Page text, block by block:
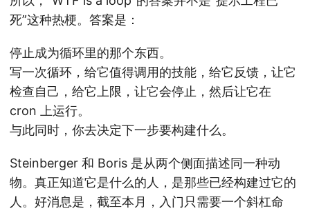
死”这种热梗。答案是：
停止成为循环里的那个东西。
写一次循环，给它值得调用的技能，给它反馈，让它
检查自己，给它上限，让它会停止，然后让它在
cron 上运行。
与此同时，你去决定下一步要构建什么。
Steinberger 和 Boris 是从两个侧面描述同一种动
物。真正知道它是什么的人，是那些已经构建过它的
人。好消息是，截至本月，入门只需要一个斜杠命